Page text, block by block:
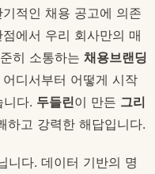
적인 채용 공고에 의존
에서 우리 회사만의 매
히 소통하는 채용브랜딩
디서부터 어떻게 시작
다. 두들린이 만든 그리
하고 강력한 해답입니다.
니다. 데이터 기반의 명